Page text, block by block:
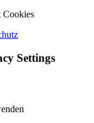
Cookies
Settings